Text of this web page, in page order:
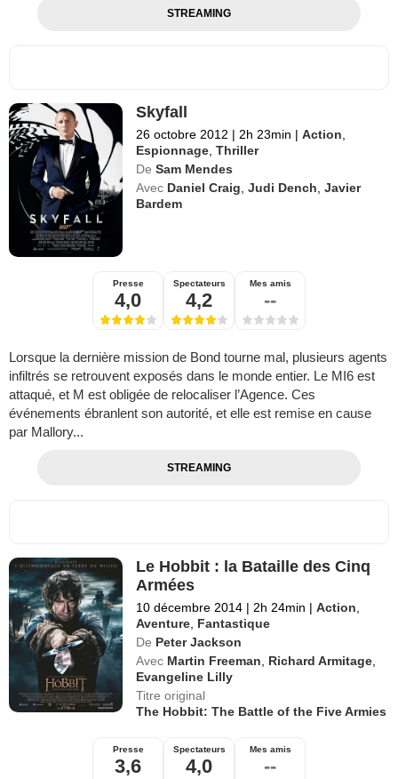
STREAMING
Skyfall
26 octobre 2012 | 2h 23min | Action
Espionnage ,Thriller
De Sam Mendes
Avec Daniel Craig ,Judi Dench ,Javier
Bardem
Presse
4,0
Spectateurs
4,2
Mes amis
--
Lorsque la dernière mission de Bond tourne mal, plusieurs agents
infiltrés se retrouvent exposés dans le monde entier. Le MI6 est
attaqué, et M est obligée de relocaliser l’Agence. Ces
événements ébranlent son autorité, et elle est remise en cause
par Mallory...
STREAMING
Le Hobbit : la Bataille des Cinq
Armées
10 décembre 2014 | 2h 24min | Action,
Aventure, Fantastique
De Peter Jackson
Avec Martin Freeman, Richard Armitage,
Evangeline Lilly
Titre original
The Hobbit: The Battle of the Five Armies
Presse
3,6
Spectateurs
4,0
Mes amis
--